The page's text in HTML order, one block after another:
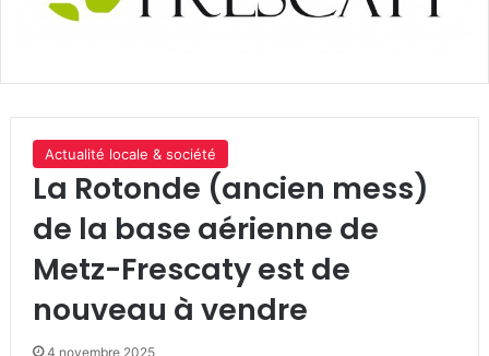
Actualité locale & société
La Rotonde (ancien mess)
de la base aérienne de
Metz-Frescaty est de
nouveau à vendre
4 novembre 2025